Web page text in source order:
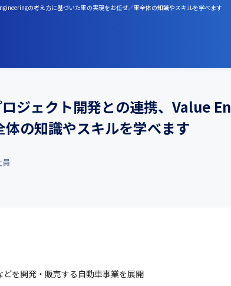
の考え方に基づいた車の実現をお任せ／車全体の知識やスキルを学べます
ジェクト開発との連携、Value
の知識やスキルを学べます
を開発・販売する自動車事業を展開